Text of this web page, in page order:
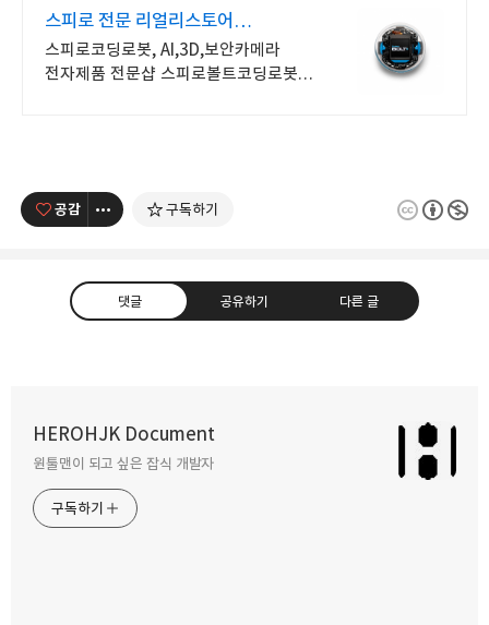
스피로 전문 리얼리스토어
코딩교육을 쉽고 재밌게
스피로코딩로봇, AI,3D,보안카메라
전자제품 전문샵 스피로볼트코딩로봇,
공감 구독하기
댓글 공유하기 다른 글
HEROHJK Document
원툴맨이 되고 싶은 잡식 개발자
구독하기
2018.05.16